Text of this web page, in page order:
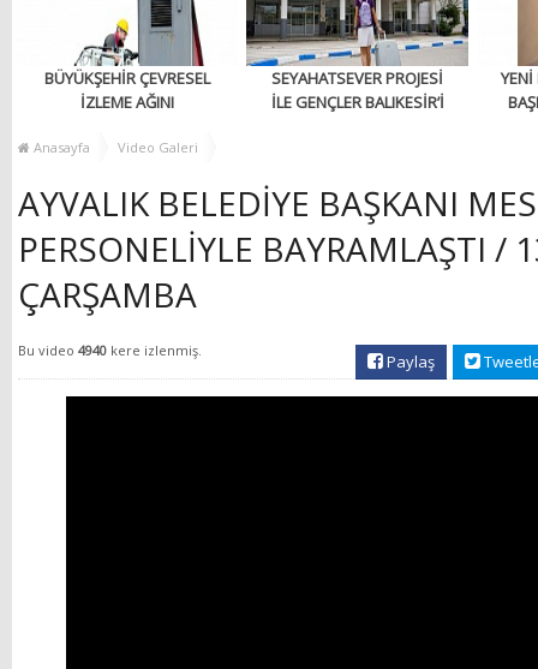
BÜYÜKŞEHİR ÇEVRESEL
İZLEME AĞINI
SEYAHATSEVER PROJESİ
İLE GENÇLER BALIKESİR’İ
YENİ
Anasayfa Video Galeri
AYVALIK BELEDİYE BAŞKANI
PERSONELİYLE BAYRAMLAŞTI /
ÇARŞAMBA
Bu video 4940 kere izlenmiş.
Paylaş